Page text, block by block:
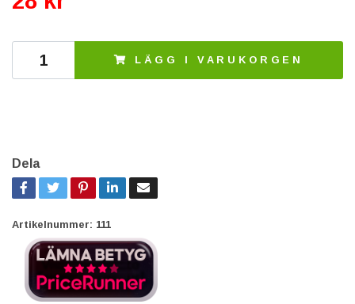
LÄGG I VARUKORGEN
Dela
Artikelnummer: 111